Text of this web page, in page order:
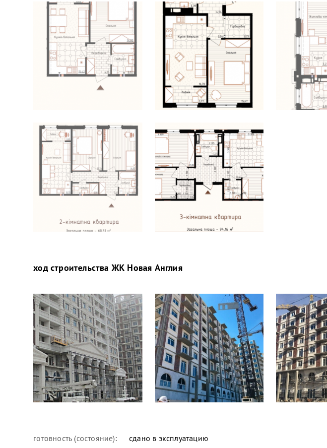
ход строительства ЖК Новая Англия
готовность (состояние): сдано в эксплуатацию